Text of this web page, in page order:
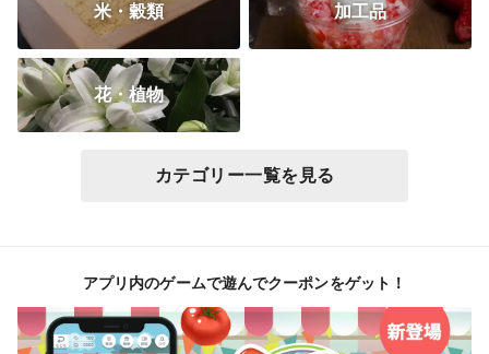
米・穀類 加工品
花・植物
カテゴリー一覧を見る
アプリ内のゲームで遊んでクーポンをゲット！